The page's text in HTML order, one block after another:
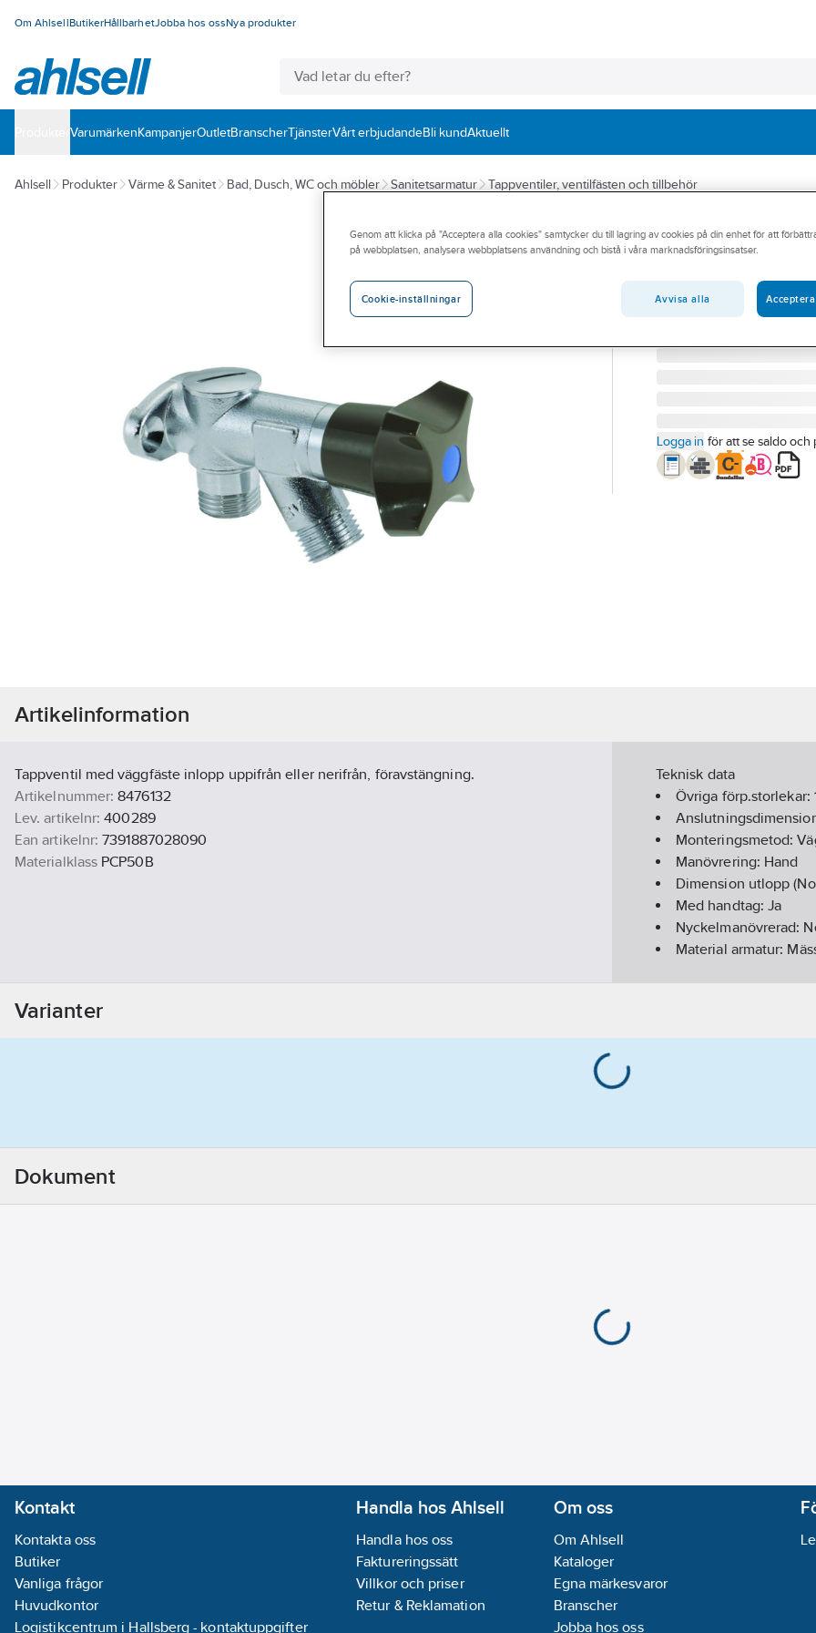
Om AhlsellButikerHållbarhetJobba hos ossNya produkter
VarumärkenKampanjerOutletBranscherTjänsterVårt erbjudandeBli kundAktuellt
Ahlsell Produkter Värme & Sanitet Bad, Dusch, WC och möbler Sanitetsarmatur Tappventiler, ventilfästen och tillbehör
MORA
Tappventil för
15 TAPPVENTIL MED
Artikelnummer:
8476132
400289
Logga in för att se saldo och
Artikelinformation
Tappventil med väggfäste inlopp uppifrån eller nerifrån, föravstängning.
Artikelnummer: 8476132
Lev. artikelnr: 400289
Ean artikelnr: 7391887028090
Materialklass PCP50B
Teknisk data
Övriga förp.storlekar:
Monteringsmetod:
Manövrering: Hand
Dimension utlopp
Med handtag:Ja
Nyckelmanövrerad:
Material armatur:
Med strålsamlare:Nej
REACH - Innehåller
Varianter
Dokument
Kontakt
Kontakta oss
Butiker
Vanliga frågor
Huvudkontor
Logistikcentrum i Hallsberg - kontaktuppgifter
Handla hos Ahlsell
Handla hos oss
Faktureringssätt
Villkor och priser
Retur & Reklamation
Om oss
Om Ahlsell
Kataloger
Egna märkesvaror
Branscher
Jobba hos oss
Genom att klicka på "Acceptera alla cookies" samtycker du till lagring av cookies på din enhet för att
på webbplatsen, analysera webbplatsens användning och bistå i våra marknadsföringsinsatser.
Cookie-inställningar Avvisa alla